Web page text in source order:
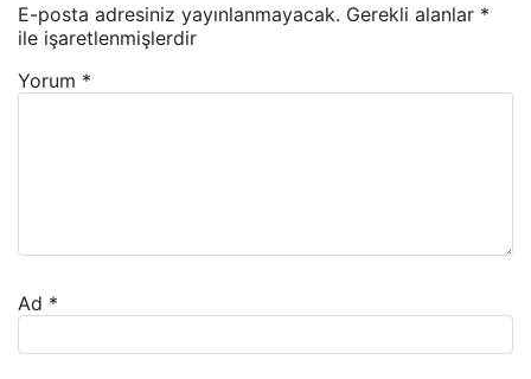
E-posta adresiniz yayınlanmayacak. Gerekli alanlar *
ile işaretlenmişlerdir
Yorum *
Ad *